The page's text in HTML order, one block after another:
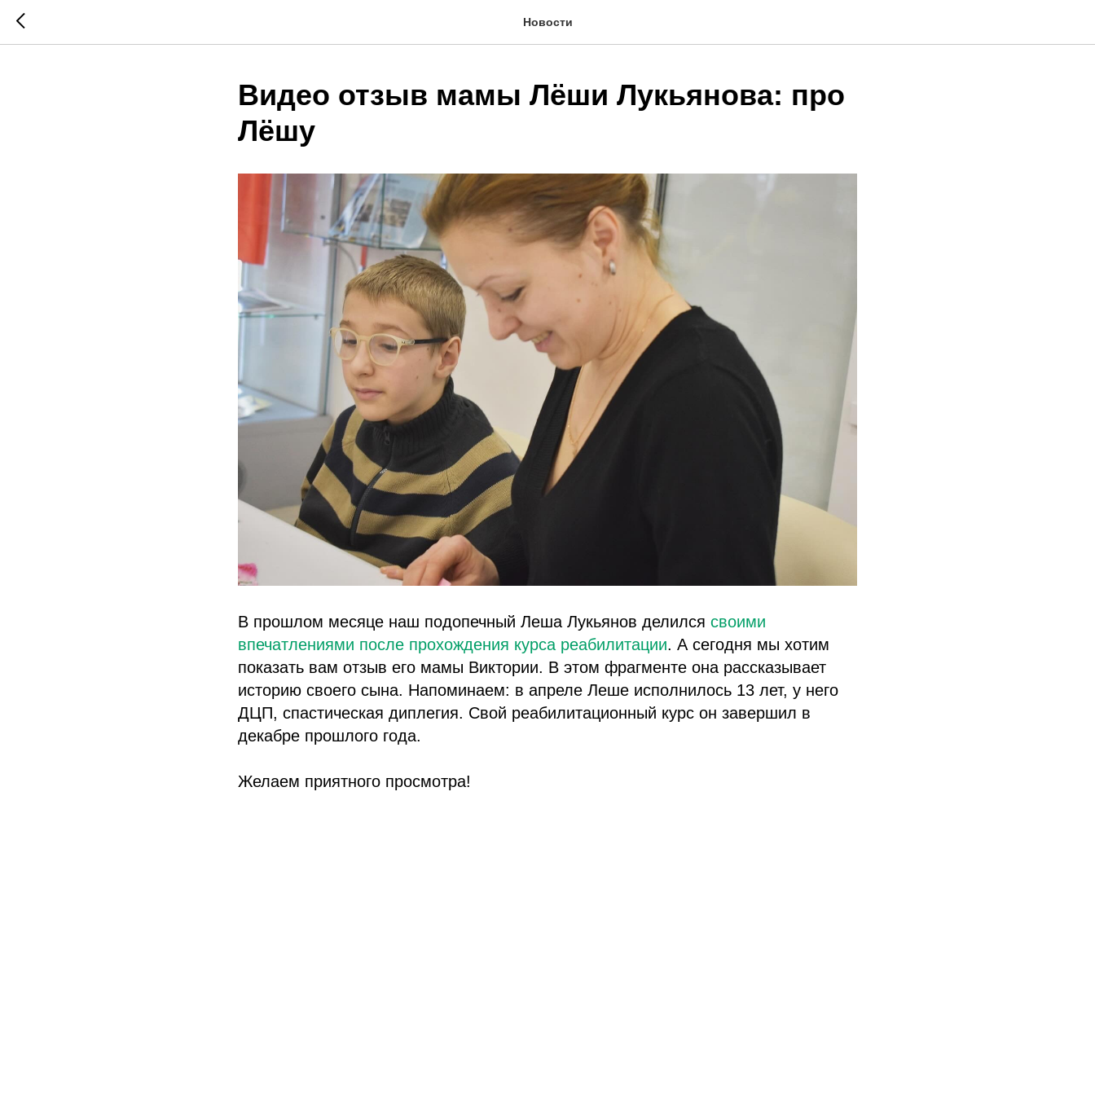
Новости
Видео отзыв мамы Лёши Лукьянова: про
Лёшу
В прошлом месяце наш подопечный Леша Лукьянов делился своими
впечатлениями после прохождения курса реабилитации. А сегодня мы хотим
показать вам отзыв его мамы Виктории. В этом фрагменте она рассказывает
историю своего сына. Напоминаем: в апреле Леше исполнилось 13 лет, у него
ДЦП, спастическая диплегия. Свой реабилитационный курс он завершил в
декабре прошлого года.
Желаем приятного просмотра!